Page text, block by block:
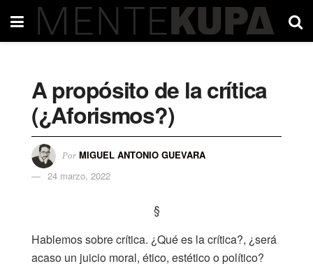
A propósito de la crítica
(¿Aforismos?)
Por MIGUEL ANTONIO GUEVARA
24 marzo, 2022
§
Hablemos sobre crítica. ¿Qué es la crítica?, ¿será
acaso un juicio moral, ético, estético o político?